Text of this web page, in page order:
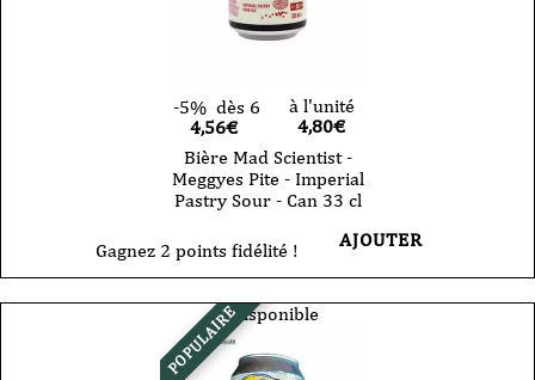
-5% dès 6
4,56€
à l'unité
4,80€
Bière Mad Scientist -
Meggyes Pite - Imperial
Pastry Sour - Can 33 cl
Gagnez 2 points fidélité ! AJOUTER
POPULAIREIndisponible